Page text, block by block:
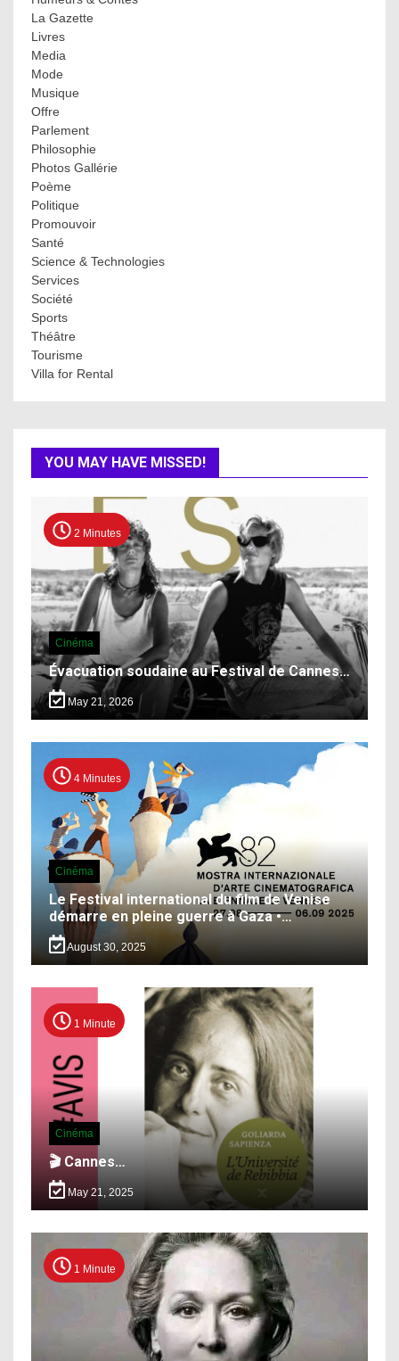
La Gazette
Livres
Media
Mode
Musique
Offre
Parlement
Philosophie
Photos Gallérie
Poème
Politique
Promouvoir
Santé
Science & Technologies
Services
Société
Sports
Théâtre
Tourisme
Villa for Rental
YOU MAY HAVE MISSED!
2 Minutes
Cinéma
Évacuation soudaine au Festival de Cannes…
May 21, 2026
4 Minutes
Cinéma
Le Festival international du film de Venise
démarre en pleine guerre à Gaza •…
August 30, 2025
1 Minute
Cinéma
🎬 Cannes…
May 21, 2025
1 Minute